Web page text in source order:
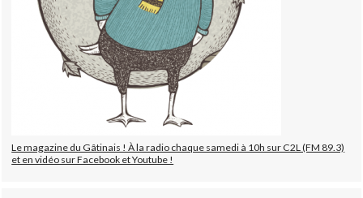
Le magazine du Gâtinais ! À la radio chaque samedi à 10h sur C2L (FM 89.3)
et en vidéo sur Facebook et Youtube !